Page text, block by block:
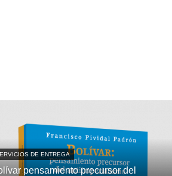
DE ENTREGA
pensamiento precursor del